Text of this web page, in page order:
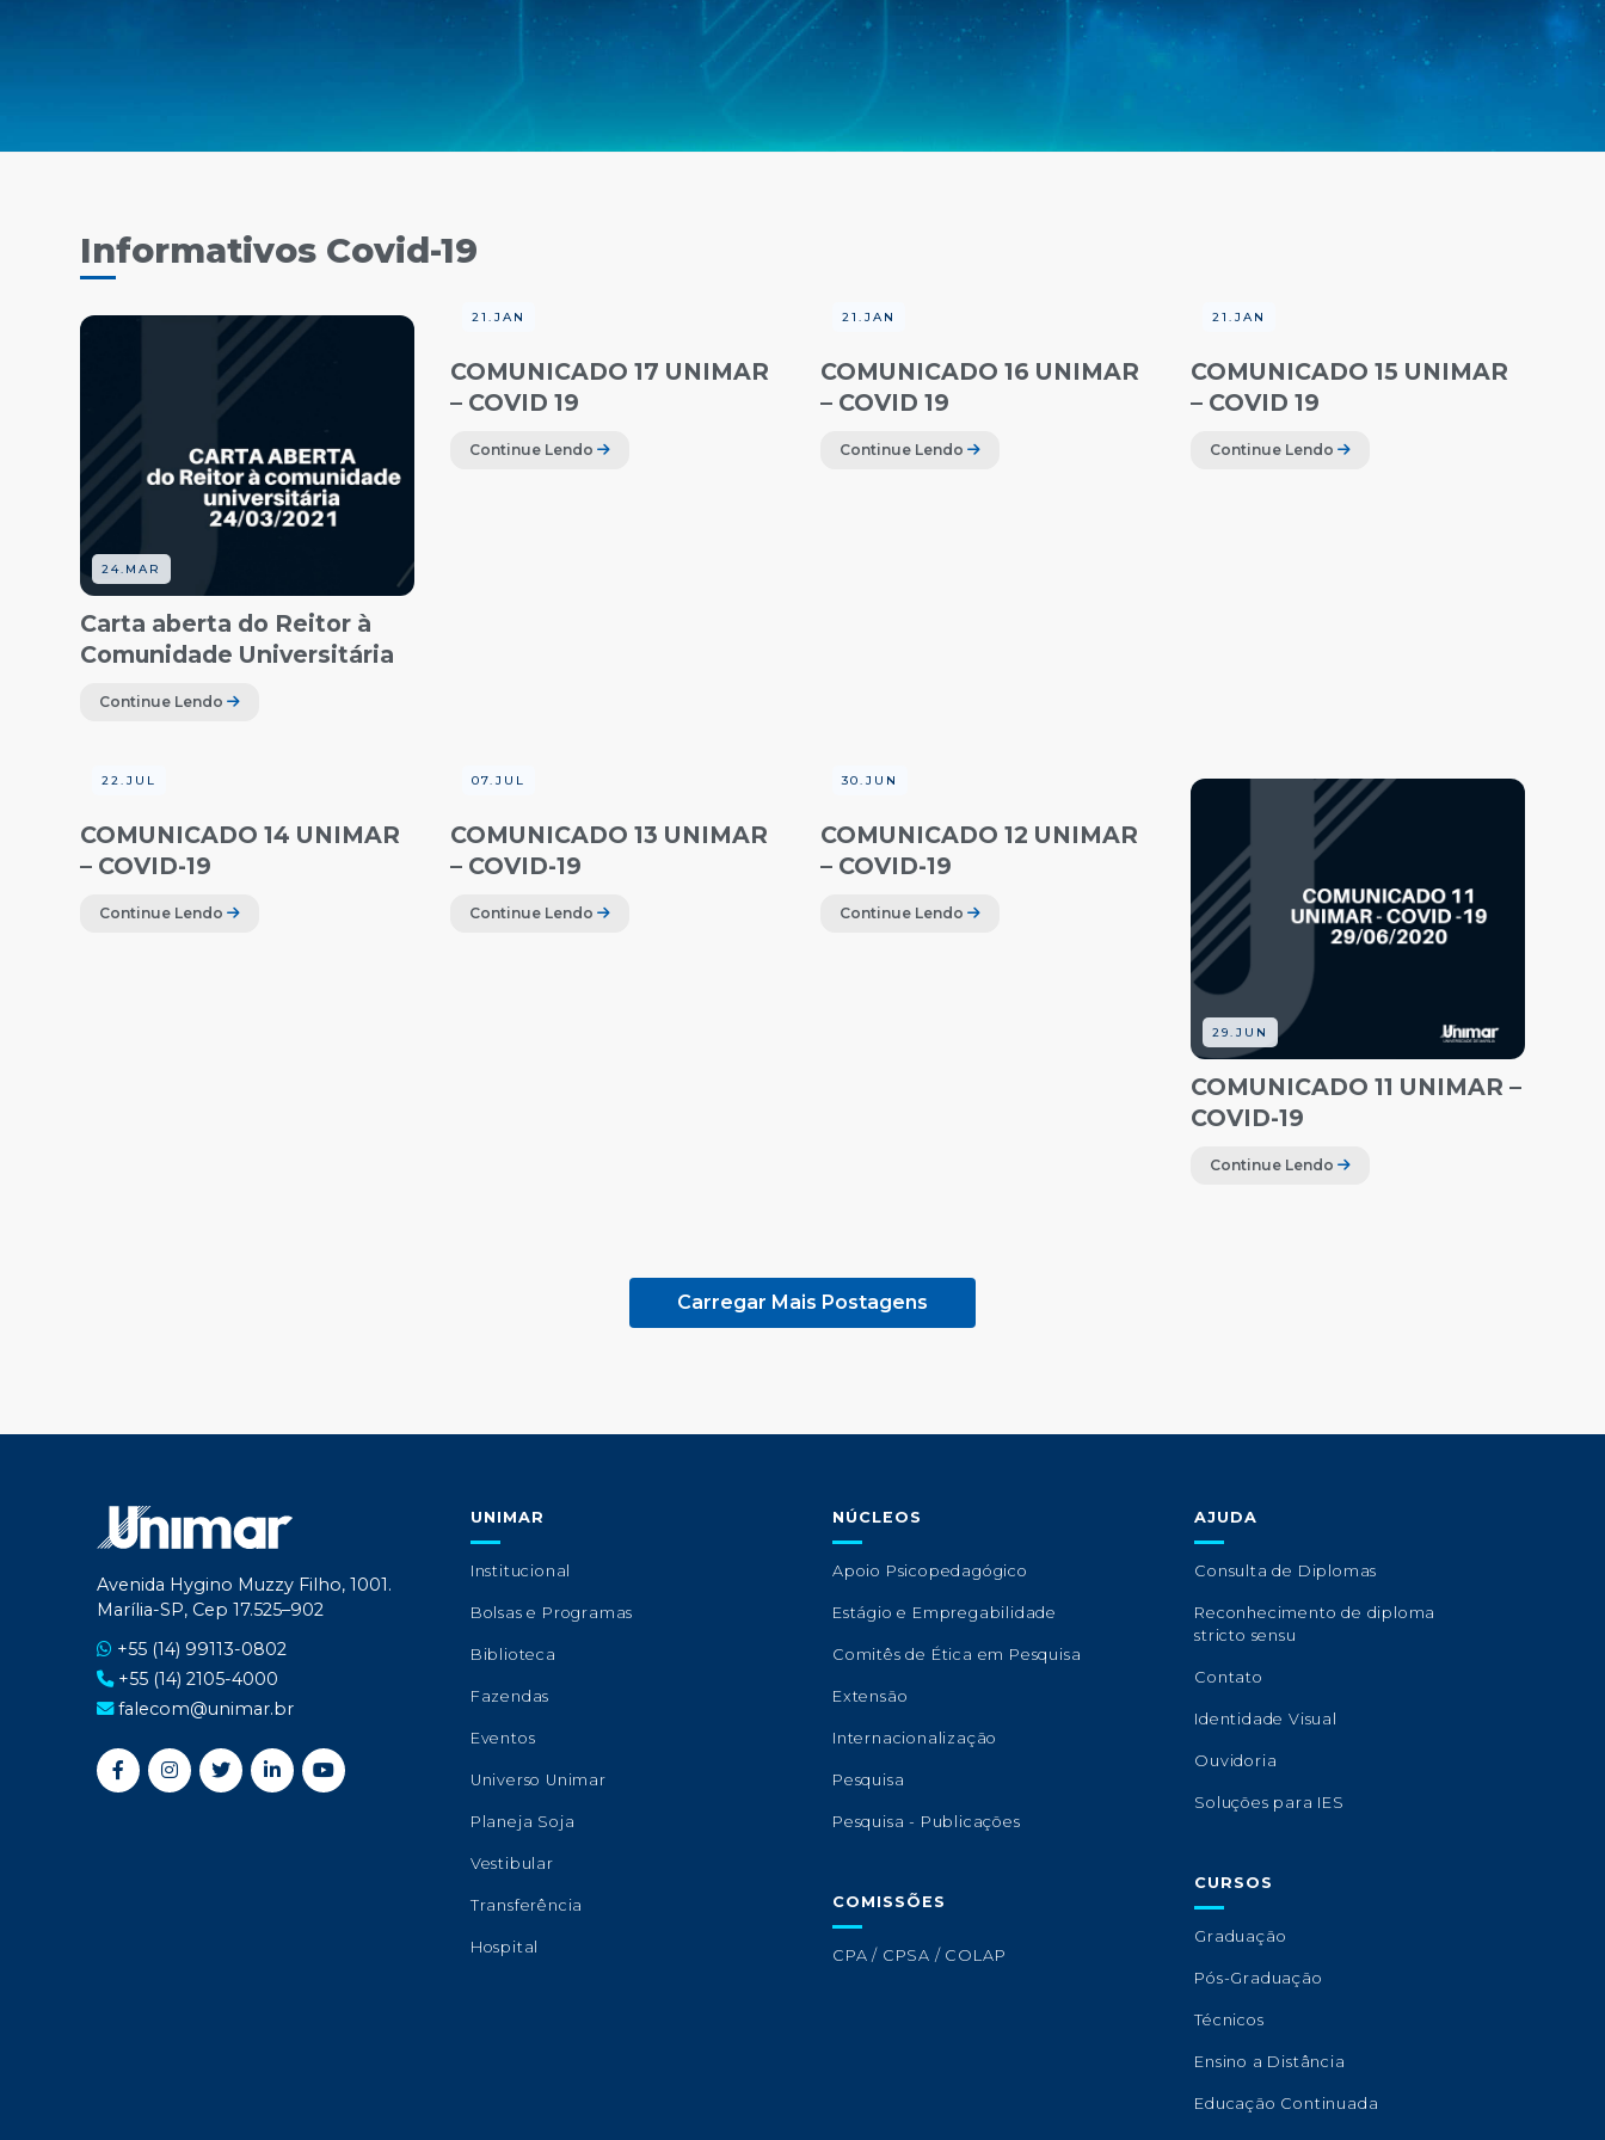
Informativos Covid-19
24.MAR
Carta aberta do Reitor à
Comunidade Universitária
Continue Lendo
21.JAN
COMUNICADO 17 UNIMAR
– COVID 19
Continue Lendo
21.JAN
COMUNICADO 16 UNIMAR
– COVID 19
Continue Lendo
21.JAN
COMUNICADO 15 UNIMAR
– COVID 19
Continue Lendo
22.JUL
COMUNICADO 14 UNIMAR
– COVID-19
Continue Lendo
07.JUL
COMUNICADO 13 UNIMAR
– COVID-19
Continue Lendo
30.JUN
COMUNICADO 12 UNIMAR
– COVID-19
Continue Lendo
29.JUN
COMUNICADO 11 UNIMAR –
COVID-19
Continue Lendo
Carregar Mais Postagens
Avenida Hygino Muzzy Filho, 1001.
Marília-SP, Cep 17.525–902
+55 (14) 99113-0802
+55 (14) 2105-4000
falecom@unimar.br
UNIMAR
Institucional
Bolsas e Programas
Biblioteca
Fazendas
Eventos
Universo Unimar
Planeja Soja
Vestibular
Transferência
Hospital
NÚCLEOS
Apoio Psicopedagógico
Estágio e Empregabilidade
Comitês de Ética em Pesquisa
Extensão
Internacionalização
Pesquisa
Pesquisa - Publicações
COMISSÕES
CPA / CPSA / COLAP
AJUDA
Consulta de Diplomas
Reconhecimento de diploma
stricto sensu
Contato
Identidade Visual
Ouvidoria
Soluções para IES
CURSOS
Graduação
Pós-Graduação
Técnicos
Ensino a Distância
Educação Continuada